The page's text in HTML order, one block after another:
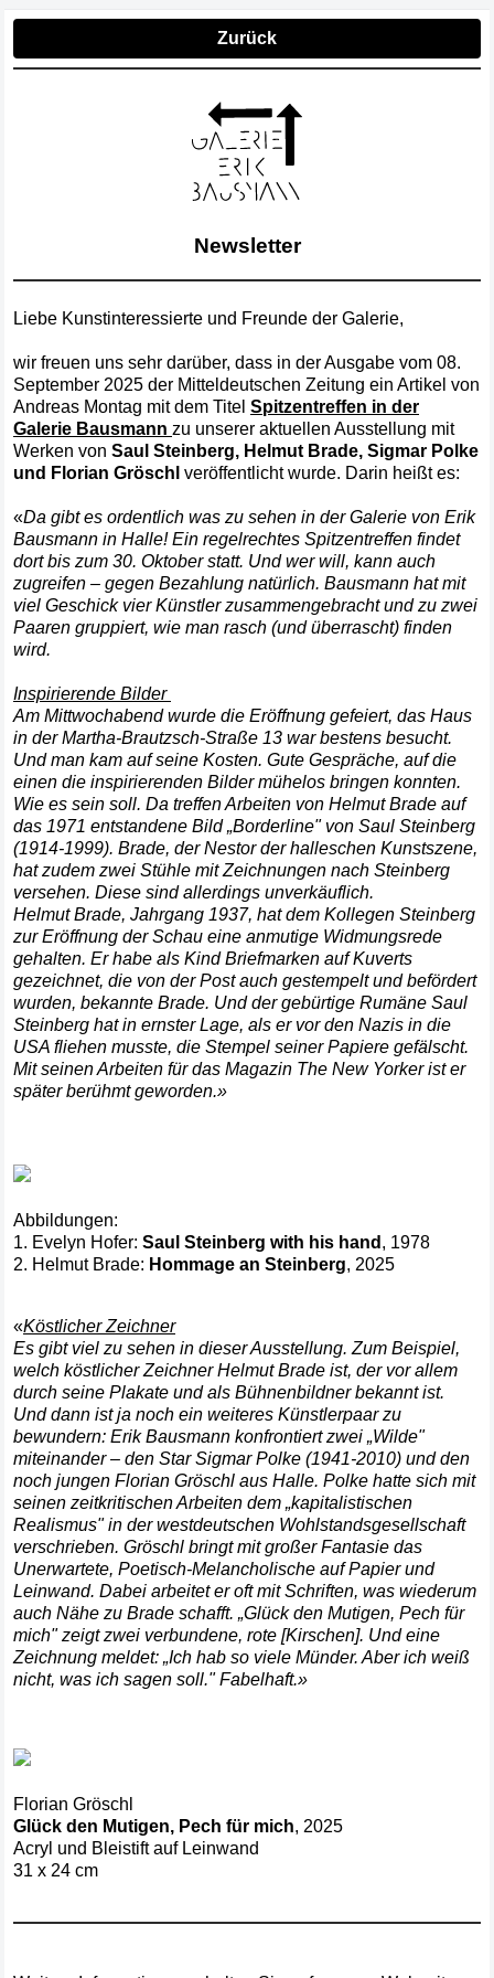
Zurück
Newsletter
Liebe Kunstinteressierte und Freunde der Galerie,
wir freuen uns sehr darüber, dass in der Ausgabe vom 08.
September 2025 der Mitteldeutschen Zeitung ein Artikel von
Andreas Montag mit dem Titel Spitzentreffen in der
Galerie Bausmann zu unserer aktuellen Ausstellung mit
Werken von Saul Steinberg, Helmut Brade, Sigmar Polke
und Florian Gröschl veröffentlicht wurde. Darin heißt es:
«Da gibt es ordentlich was zu sehen in der Galerie von Erik
Bausmann in Halle! Ein regelrechtes Spitzentreffen findet
dort bis zum 30. Oktober statt. Und wer will, kann auch
zugreifen – gegen Bezahlung natürlich. Bausmann hat mit
viel Geschick vier Künstler zusammengebracht und zu zwei
Paaren gruppiert, wie man rasch (und überrascht) finden
wird.
Inspirierende Bilder
Am Mittwochabend wurde die Eröffnung gefeiert, das Haus
in der Martha-Brautzsch-Straße 13 war bestens besucht.
Und man kam auf seine Kosten. Gute Gespräche, auf die
einen die inspirierenden Bilder mühelos bringen konnten.
Wie es sein soll. Da treffen Arbeiten von Helmut Brade auf
das 1971 entstandene Bild „Borderline" von Saul Steinberg
(1914-1999). Brade, der Nestor der halleschen Kunstszene,
hat zudem zwei Stühle mit Zeichnungen nach Steinberg
versehen. Diese sind allerdings unverkäuflich.
Helmut Brade, Jahrgang 1937, hat dem Kollegen Steinberg
zur Eröffnung der Schau eine anmutige Widmungsrede
gehalten. Er habe als Kind Briefmarken auf Kuverts
gezeichnet, die von der Post auch gestempelt und befördert
wurden, bekannte Brade. Und der gebürtige Rumäne Saul
Steinberg hat in ernster Lage, als er vor den Nazis in die
USA fliehen musste, die Stempel seiner Papiere gefälscht.
Mit seinen Arbeiten für das Magazin The New Yorker ist er
später berühmt geworden.»
Abbildungen:
1. Evelyn Hofer: Saul Steinberg with his hand , 1978
2. Helmut Brade: Hommage an Steinberg, 2025
«Köstlicher Zeichner
Es gibt viel zu sehen in dieser Ausstellung. Zum Beispiel,
welch köstlicher Zeichner Helmut Brade ist, der vor allem
durch seine Plakate und als Bühnenbildner bekannt ist.
Und dann ist ja noch ein weiteres Künstlerpaar zu
bewundern: Erik Bausmann konfrontiert zwei „Wilde"
miteinander – den Star Sigmar Polke (1941-2010) und den
noch jungen Florian Gröschl aus Halle. Polke hatte sich mit
seinen zeitkritischen Arbeiten dem „kapitalistischen
Realismus" in der westdeutschen Wohlstandsgesellschaft
verschrieben. Gröschl bringt mit großer Fantasie das
Unerwartete, Poetisch-Melancholische auf Papier und
Leinwand. Dabei arbeitet er oft mit Schriften, was wiederum
auch Nähe zu Brade schafft. „Glück den Mutigen, Pech für
mich" zeigt zwei verbundene, rote [Kirschen]. Und eine
Zeichnung meldet: „Ich hab so viele Münder. Aber ich weiß
nicht, was ich sagen soll." Fabelhaft.»
Florian Gröschl
Glück den Mutigen, Pech für mich, 2025
Acryl und Bleistift auf Leinwand
31 x 24 cm